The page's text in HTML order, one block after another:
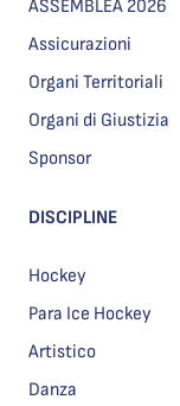
ASSEMBLEA 2026
Assicurazioni
Organi Territoriali
Organi di Giustizia
Sponsor
DISCIPLINE
Hockey
Para Ice Hockey
Artistico
Danza